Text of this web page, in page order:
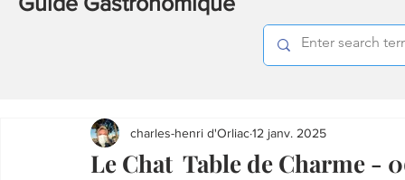
Le Chat Table de Charme -
charles-henri d'Orliac12 janv. 2025